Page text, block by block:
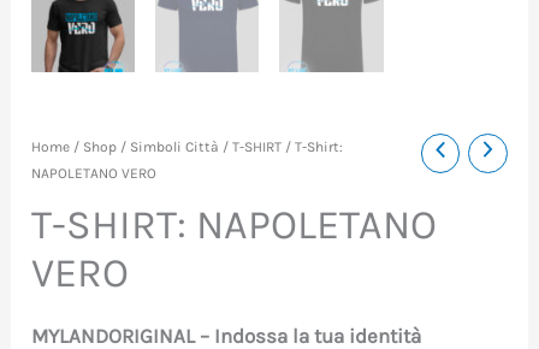
Home / Shop / Simboli Città /T-SHIRT / T-Shirt:
NAPOLETANO VERO
T-SHIRT: NAPOLETANO
VERO
MYLANDORIGINAL – Indossa la tua identità
T-
NAPOLETANO
VERO